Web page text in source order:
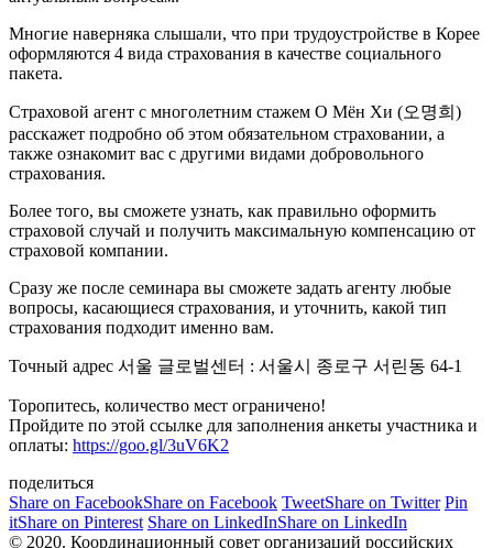
Многие наверняка слышали, что при трудоустройстве в Корее
оформляются 4 вида страхования в качестве социального
пакета.
Страховой агент с многолетним стажем О Мён Хи (오명희)
расскажет подробно об этом обязательном страховании, а
также ознакомит вас с другими видами добровольного
страхования.
Более того, вы сможете узнать, как правильно оформить
страховой случай и получить максимальную компенсацию от
страховой компании.
Сразу же после семинара вы сможете задать агенту любые
вопросы, касающиеся страхования, и уточнить, какой тип
страхования подходит именно вам.
Точный адрес 서울 글로벌센터 : 서울시 종로구 서린동 64-1
Торопитесь, количество мест ограничено!
Пройдите по этой ссылке для заполнения анкеты участника и
оплаты: https://goo.gl/3uV6K2
поделиться
Share on FacebookShare on Facebook TweetShare on Twitter Pin
itShare on Pinterest Share on LinkedInShare on LinkedIn
© 2020. Координационный совет организаций российских